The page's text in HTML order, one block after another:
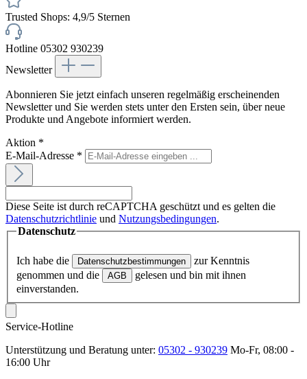
Trusted Shops: 4,9/5 Sternen
Hotline 05302 930239
Newsletter
Abonnieren Sie jetzt einfach unseren regelmäßig erscheinenden
Newsletter und Sie werden stets unter den Ersten sein, über neue
Produkte und Angebote informiert werden.
Aktion *
E-Mail-Adresse *
Diese Seite ist durch reCAPTCHA geschützt und es gelten die
Datenschutzrichtlinie und Nutzungsbedingungen.
Datenschutz
Ich habe die Datenschutzbestimmungen
zur Kenntnis
genommen und die
AGB
gelesen und bin mit ihnen
einverstanden.
Service-Hotline
Unterstützung und Beratung unter: 05302 - 930239 Mo-Fr, 08:00 -
16:00 Uhr